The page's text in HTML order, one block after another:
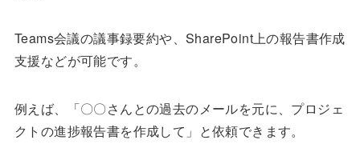
Teams会議の議事録要約や、SharePoint上の報告書作成
支援などが可能です。
例えば、「〇〇さんとの過去のメールを元に、プロジェ
クトの進捗報告書を作成して」と依頼できます。